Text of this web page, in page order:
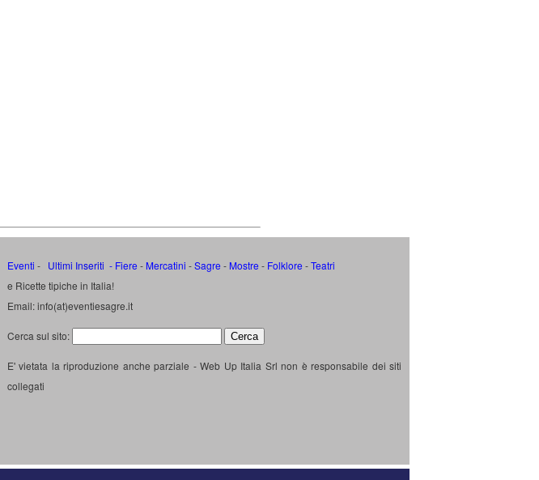
Eventi - Ultimi Inseriti - Fiere - Mercatini -Sagre - Mostre - Folklore -Teatri
e Ricette tipiche in Italia!
Email: info(at)eventiesagre.it
Cerca sul sito:
E' vietata la riproduzione anche parziale - Web Up Italia Srl non è responsabile dei siti
collegati